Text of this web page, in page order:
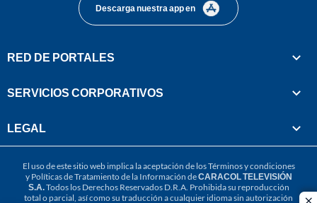
Descarga nuestra app en
RED DE PORTALES
SERVICIOS CORPORATIVOS
LEGAL
El uso de este sitio web implica la aceptación de losTérminos y condiciones
y Políticas de Tratamiento de la Información deCARACOL TELEVISIÓN
S.A.Todos los Derechos Reservados D.R.A. Prohibida su reproducción
total o parcial, así como su traducción a cualquier idioma sin autorización